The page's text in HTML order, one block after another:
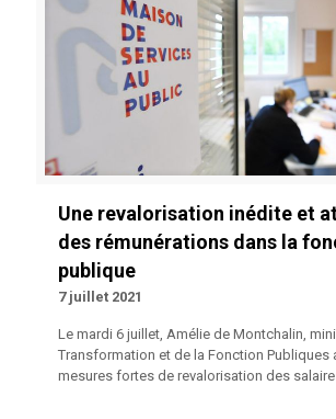
Une revalorisation inédite et
des rémunérations dans la
publique
7 juillet 2021
Le mardi 6 juillet, Amélie de Montchalin,
Transformation et de la Fonction Publiques
mesures fortes de revalorisation des